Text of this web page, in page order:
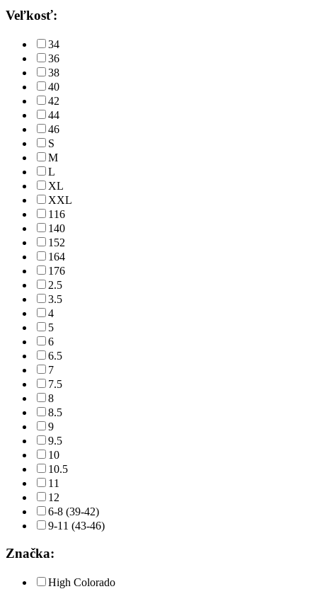
Veľkosť:
34
36
38
40
42
44
46
S
M
L
XL
XXL
116
140
152
164
176
2.5
3.5
4
5
6
6.5
7
7.5
8
8.5
9
9.5
10
10.5
11
12
6-8 (39-42)
9-11 (43-46)
Značka:
High Colorado